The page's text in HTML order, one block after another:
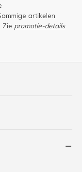
artikelen
Zie promotie-details